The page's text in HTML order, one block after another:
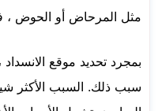
مثل المرحاض أو الحوض ،
بمجرد تحديد موقع
سبب ذلك. السبب الأكثر